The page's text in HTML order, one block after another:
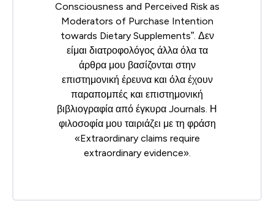
Consciousness and Perceived Risk as
Moderators of Purchase Intention
towards Dietary Supplements”. Δεν
είμαι διατροφολόγος άλλα όλα τα
άρθρα μου βασίζονται στην
επιστημονική έρευνα και όλα έχουν
παραπομπές και επιστημονική
βιβλιογραφία από έγκυρα Journals. Η
φιλοσοφία μου ταιριάζει με τη φράση
«Extraordinary claims require
extraordinary evidence».